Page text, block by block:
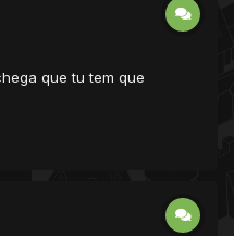
que tu tem que